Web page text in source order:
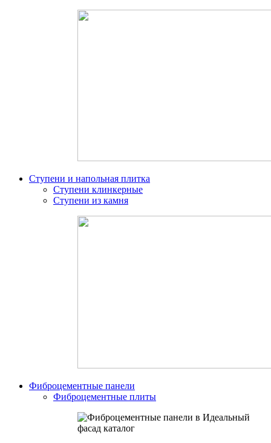
Ступени и напольная плитка
Ступени клинкерные
Ступени из камня
Фиброцементные панели
Фиброцементные плиты